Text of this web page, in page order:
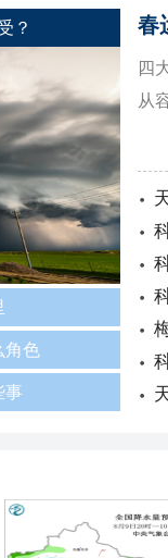
？
角色
事
春
四
从